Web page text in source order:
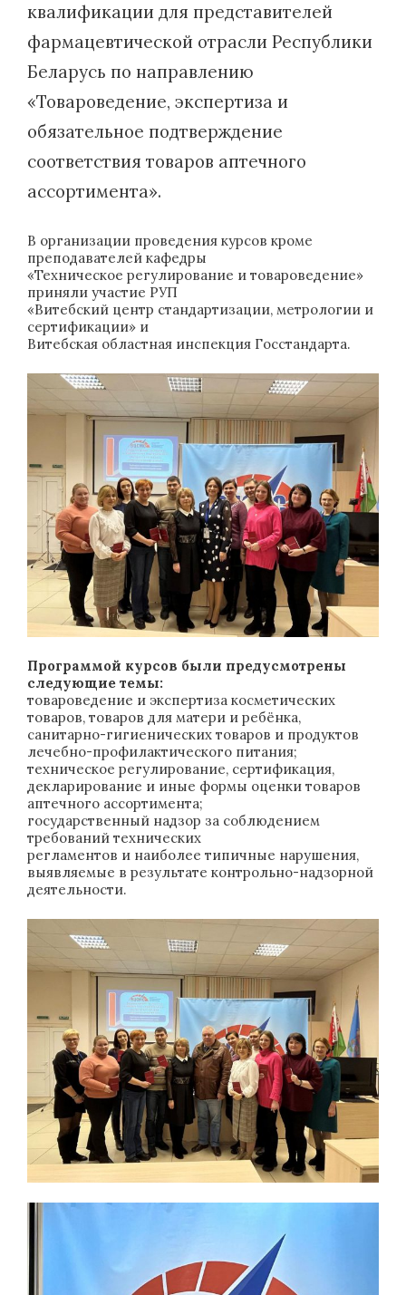
квалификации для представителей
фармацевтической отрасли Республики
Беларусь по направлению
«Товароведение, экспертиза и
обязательное подтверждение
соответствия товаров аптечного
ассортимента».
В организации проведения курсов кроме
преподавателей кафедры
«Техническое регулирование и товароведение»
приняли участие РУП
«Витебский центр стандартизации, метрологии и
сертификации» и
Витебская областная инспекция Госстандарта.
Программой курсов были предусмотрены
следующие темы:
товароведение и экспертиза косметических
товаров, товаров для матери и ребёнка,
санитарно-гигиенических товаров и продуктов
лечебно-профилактического питания;
техническое регулирование, сертификация,
декларирование и иные формы оценки товаров
аптечного ассортимента;
государственный надзор за соблюдением
требований технических
регламентов и наиболее типичные нарушения,
выявляемые в результате контрольно-надзорной
деятельности.